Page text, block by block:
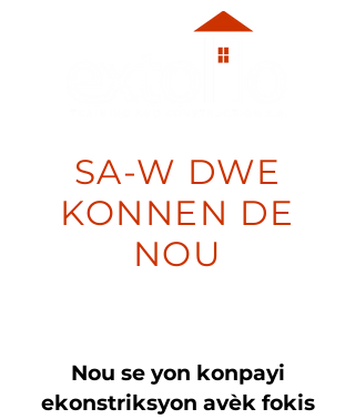
SA-W DWE
KONNEN DE
NOU
Nou se yon konpayi
ekonstriksyon avèk fokis